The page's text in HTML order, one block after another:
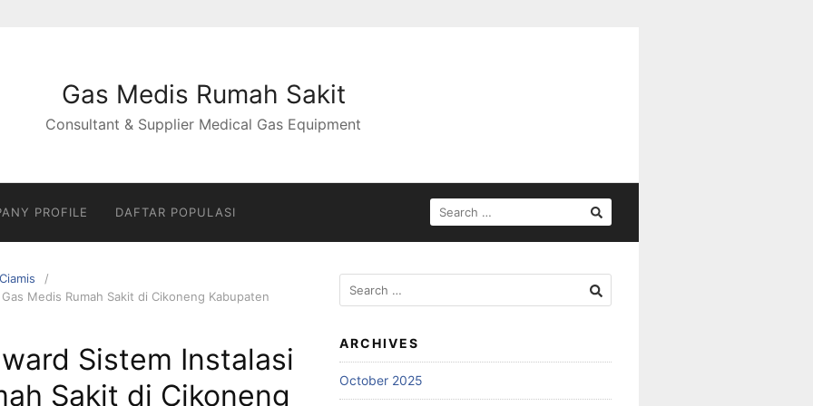
Gas Medis Rumah Sakit
Consultant & Supplier Medical Gas Equipment
PROFILE DAFTAR POPULASI
SEARCH
FOR:
Ciamis
Medis Rumah Sakit di Cikoneng Kabupaten
Sistem Instalasi
Sakit di Cikoneng
Search
for:
ARCHIVES
October 2025